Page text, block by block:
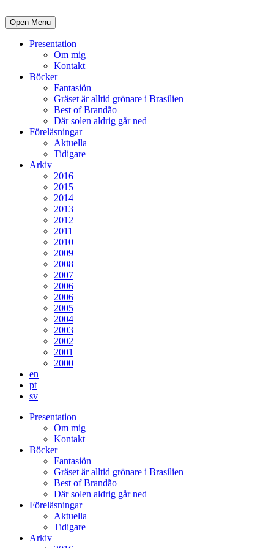
Open Menu
Presentation
Om mig
Kontakt
Böcker
Fantasiön
Gräset är alltid grönare i Brasilien
Best of Brandão
Där solen aldrig går ned
Föreläsningar
Aktuella
Tidigare
Arkiv
2016
2015
2014
2013
2012
2011
2010
2009
2008
2007
2006
2006
2005
2004
2003
2002
2001
2000
en
pt
sv
Presentation
Om mig
Kontakt
Böcker
Fantasiön
Gräset är alltid grönare i Brasilien
Best of Brandão
Där solen aldrig går ned
Föreläsningar
Aktuella
Tidigare
Arkiv